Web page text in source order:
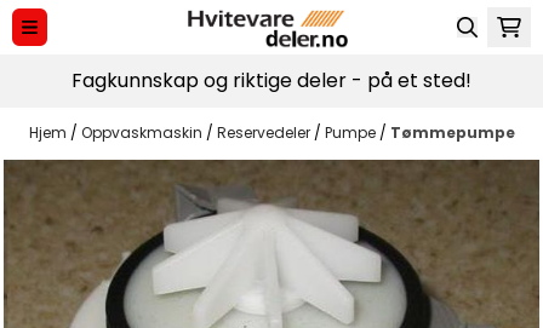
Hopp til innhold
Fagkunnskap og riktige deler - på et sted!
Hjem / Oppvaskmaskin / Reservedeler / Pumpe / Tømmepumpe